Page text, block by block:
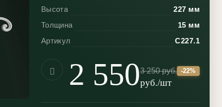
Высота
227 мм
Толщина
15 мм
Артикул
С227.1
2 5503 250руб. -22%
руб./шт